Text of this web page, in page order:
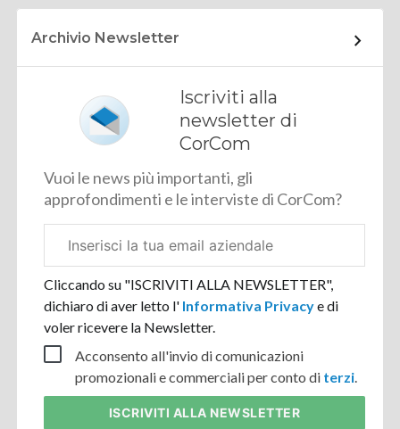
Archivio Newsletter
Iscriviti alla
newsletter di
CorCom
Vuoi le news più importanti, gli
approfondimenti e le interviste di CorCom?
aziendale
Cliccando su "ISCRIVITI ALLA NEWSLETTER",
dichiaro di aver letto l' Informativa Privacye di
voler ricevere la Newsletter.
Acconsento all'invio di comunicazioni
promozionali e commerciali per conto di terzi.
ISCRIVITI ALLA NEWSLETTER